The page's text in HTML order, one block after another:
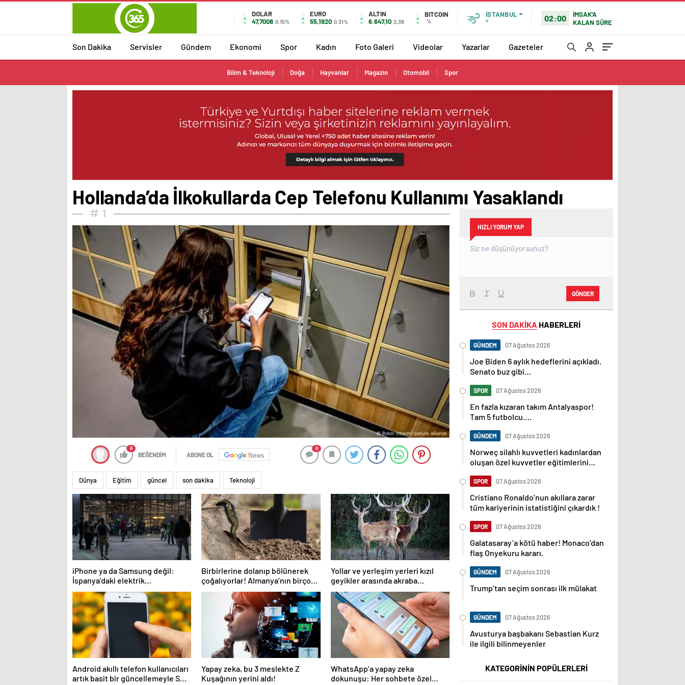
DOLAR
47,7008 0.15%
EURO
55,1920 0.31%
ALTIN
6.647,10 2,38
BITCOIN
%
İSTANBUL
°
02:00
İMSAK'A
KALAN SÜRE
Son Dakika Servisler Gündem Ekonomi Spor Kadın Foto Galeri Videolar Yazarlar Gazeteler
Bilim & Teknoloji Doğa Hayvanlar Magazin Otomobil Spor
Hollanda’da İlkokullarda Cep Telefonu Kullanımı Yasaklandı
1
0
BEĞENDİM ABONE OL News
0
Dünya Eğitim güncel son dakika Teknoloji
iPhone ya da Samsung değil:
İspanya’daki elektrik
kesintisinden sağ kurtulan tek
telefonlar bunlar!
Birbirlerine dolanıp bölünerek
çoğalıyorlar! Almanya’nın birçok
yerinde görüldü, ihbar telefonları
susmuyor
Yollar ve yerleşim yerleri kızıl
geyikler arasında akraba
evliliğine neden oluyor
Android akıllı telefon kullanıcıları
artık basit bir güncellemeyle SMS
Yapay zeka, bu 3 meslekte Z
Kuşağının yerini aldı!
WhatsApp’a yapay zeka
dokunuşu: Her sohbete özel
HIZLI YORUM YAP
GÖNDER
SON DAKİKA HABERLERİ
GÜNDEM 07 Ağustos 2026
Joe Biden 6 aylık hedeflerini açıkladı.
Senato buz gibi…
SPOR 07 Ağustos 2026
En fazla kızaran takım Antalyaspor!
Tam 5 futbolcu….
GÜNDEM 07 Ağustos 2026
Norweç silahlı kuvvetleri kadınlardan
oluşan özel kuvvetler eğitimlerini
SPOR 07 Ağustos 2026
Cristiano Ronaldo’nun akıllara zarar
tüm kariyerinin istatistiğini çıkardık !
SPOR 07 Ağustos 2026
Galatasaray’a kötü haber! Monaco’dan
flaş Onyekuru kararı.
GÜNDEM 07 Ağustos 2026
Trump’tan seçim sonrası ilk mülakat
GÜNDEM 07 Ağustos 2026
Avusturya başbakanı Sebastian Kurz
ile ilgili bilinmeyenler
KATEGORİNİN POPÜLERLERİ